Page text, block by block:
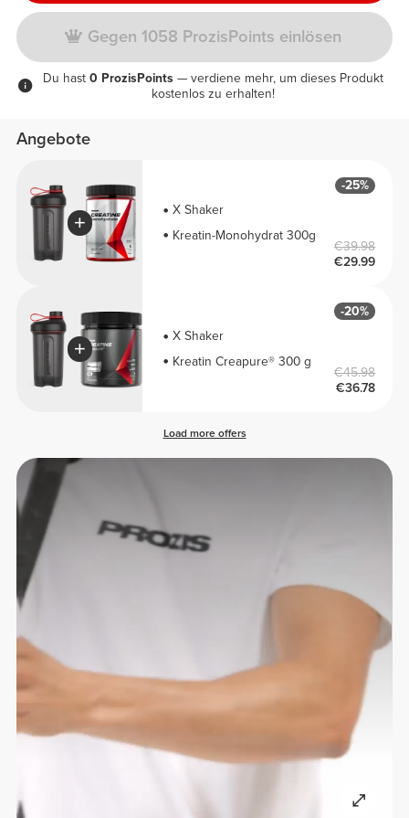
Gegen 1058 ProzisPoints einlösen
Du hast 0 ProzisPoints — verdiene mehr, um dieses Produkt
kostenlos zu erhalten!
Angebote
X Shaker
Kreatin-Monohydrat 300g
-25%
€39.98
€29.99
X Shaker
Kreatin Creapure® 300 g
-20%
€45.98
€36.78
Load more offers